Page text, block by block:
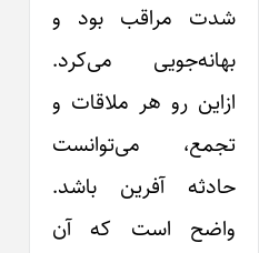
شدت مراقب بود و
بهانه‌جویی می‌کرد.
از‌این رو هر ملاقات و
تجمع، می‌توانست
حادثه آفرین باشد.
واضح است که آن